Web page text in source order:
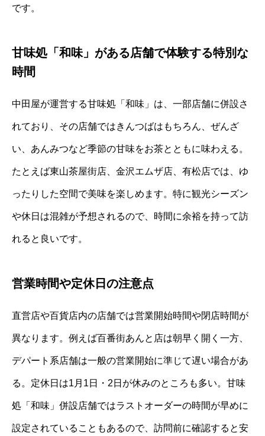
です。
甘味処「和味」がある店舗で体験する特別な
時間
中田屋が運営する甘味処「和味」は、一部店舗に併設さ
れており、その店舗ではきんつばはもちろん、ぜんざ
い、あんみつなど季節の甘味をお茶とともに味わえる。
たとえば東山茶屋街店、金沢エムザ店、有松店では、ゆ
ったりした空間で美味を楽しめます。特に観光シーズン
や休日は混雑が予想されるので、時間に余裕を持って訪
れると良いです。
営業時間や定休日の注意点
直営店や百貨店内の店舗では営業開始時間や閉店時間が
異なります。例えば百番街あんと店は朝早く開く一方、
デパート系店舗は一般の営業開始に準じて遅い場合があ
る。定休日は1月1日・2日が休みのところも多い。甘味
処「和味」併設店舗ではラストオーダーの時間が早めに
設定されていることもあるので、訪問前に確認すると安